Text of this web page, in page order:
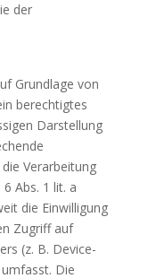
der
Grundlage von
berechtigtes
Darstellung
Verarbeitung
Abs. 1 lit. a
die Einwilligung
Zugriff auf
(z. B. Device-
Die